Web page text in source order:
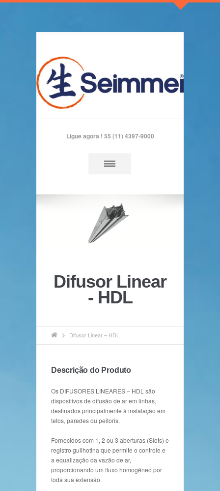
Ligue agora ! 55 (11) 4397-9000
Difusor Linear
- HDL
Difusor Linear – HDL
Descrição do Produto
Os DIFUSORES LINEARES – HDL são
dispositivos de difusão de ar em linhas,
destinados principalmente à instalação em
tetos, paredes ou peitoris.
Fornecidos com 1, 2 ou 3 aberturas (Slots) e
registro guilhotina que permite o controle e
a equalização da vazão de ar,
proporcionando um fluxo homogêneo por
toda sua extensão.